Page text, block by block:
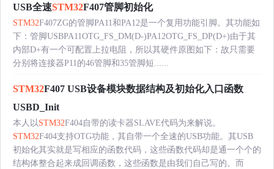
USB全速STM32F407管脚初始化
STM32F407ZG的管脚PA11和PA12是一个复用功能引脚。其功能如
下：管脚USBPA11OTG_FS_DM(D-)PA12OTG_FS_DP(D+)由于其
内部D+有一个可配置上拉电阻，所以其硬件原图如下：故只需要
分别将连接器P11的46管脚和35管脚短......
STM32F407 USB设备模块数据结构及初始化入口函数
USBD_Init
本人以STM32F404自带的读卡器SLAVE代码为来解说。
STM32F404支持OTG功能，其自带一个全速的USB功能。其USB
初始化其实就是写相应的函数代码，这些函数代码却是通一个个的
结构体整合起来成回调函数，这些函数是由我们自己写的。而